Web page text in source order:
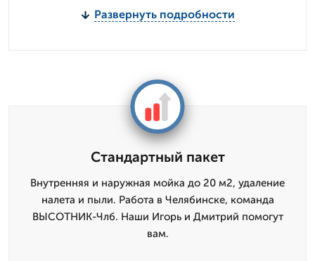
Развернуть подробности
Стандартный пакет
Внутренняя и наружная мойка до 20 м2, удаление
налета и пыли. Работа в Челябинске, команда
ВЫСОТНИК-Члб. Наши Игорь и Дмитpий помогут
вам.